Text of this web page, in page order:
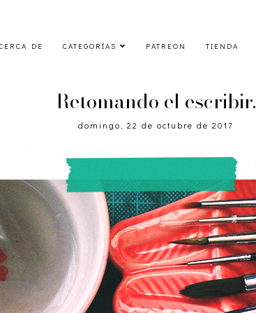
DE CATEGORÍAS PATREON TIENDA
Retomando el escribir.
domingo, 22 de octubre de 2017